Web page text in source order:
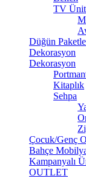
TV
Düğün
Dekorasyon
Dekorasyon
Kitaplık
Sehpa
Çocuk/Genç
Bahçe
Kampanyalı
OUTLET